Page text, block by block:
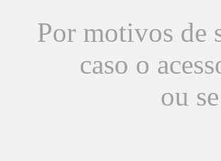
Por motivos de
caso o
ou